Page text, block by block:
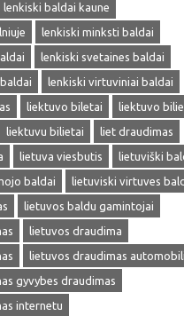
lenkiski baldai kaune
lenkiski minksti baldai
lenkiski svetaines baldai
lenkiski virtuviniai baldai
liektuvo biletai
liektuvo
liektuvu bilietai
liet draudimas
lietuva viesbutis
lietuviški
baldai
lietuviski virtuves
lietuvos baldu gamintojai
lietuvos draudima
lietuvos draudimas
gyvybes draudimas
internetu